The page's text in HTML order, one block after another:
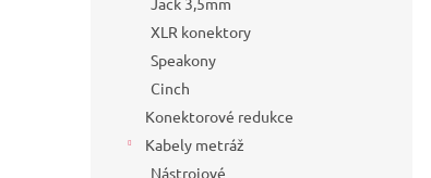
XLR konektory
Speakony
Cinch
Konektorové redukce
Kabely metráž
Nástrojové